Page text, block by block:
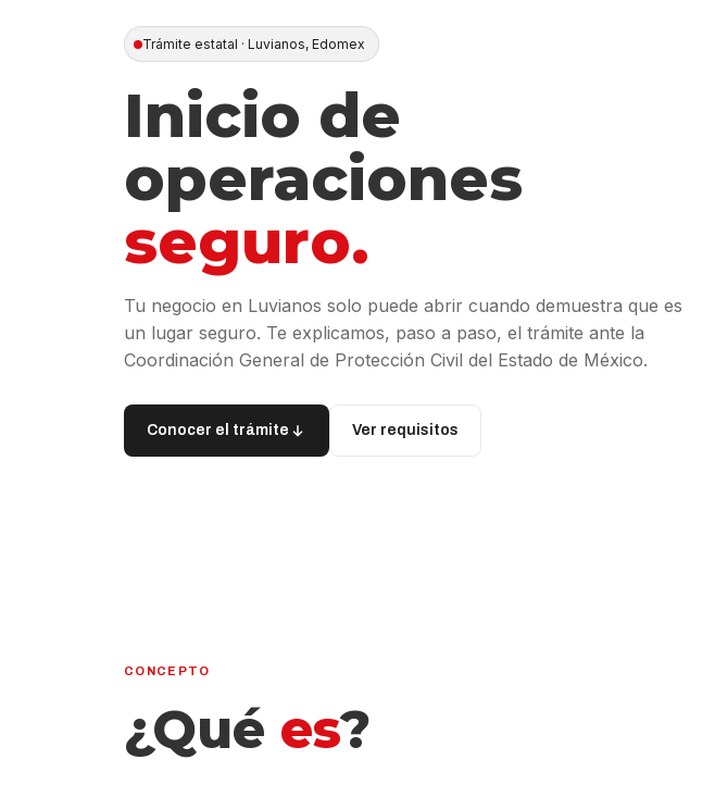
Trámite estatal · Luvianos, Edomex
Inicio de
operaciones
seguro.
Tu negocio en Luvianos solo puede abrir cuando demuestra que es
un lugar seguro. Te explicamos, paso a paso, el trámite ante la
Coordinación General de Protección Civil del Estado de México.
Conocer el trámite Ver requisitos
CONCEPTO
¿Qué es?